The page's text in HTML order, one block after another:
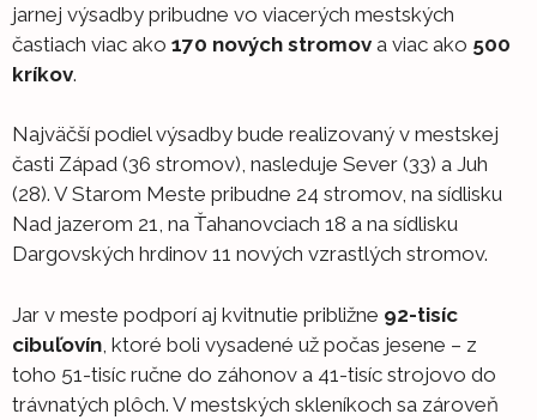
jarnej výsadby pribudne vo viacerých mestských
častiach viac ako 170 nových stromov a viac ako 500
kríkov.
Najväčší podiel výsadby bude realizovaný v mestskej
časti Západ (36 stromov), nasleduje Sever (33) a Juh
(28). V Starom Meste pribudne 24 stromov, na sídlisku
Nad jazerom 21, na Ťahanovciach 18 a na sídlisku
Dargovských hrdinov 11 nových vzrastlých stromov.
Jar v meste podporí aj kvitnutie približne 92-tisíc
cibuľovín , ktoré boli vysadené už počas jesene – z
toho 51-tisíc ručne do záhonov a 41-tisíc strojovo do
trávnatých plôch. V mestských skleníkoch sa zároveň